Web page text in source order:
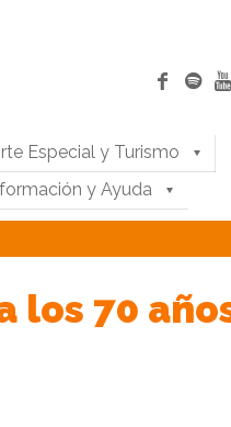
Especial y Turismo
y Ayuda
los 70